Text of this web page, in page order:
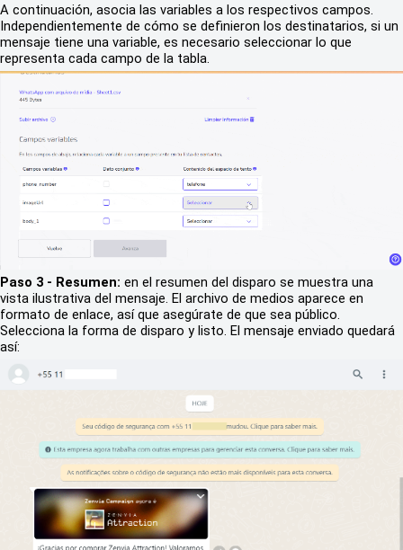
A continuación, asocia las variables a los respectivos campos.
Independientemente de cómo se definieron los destinatarios, si un
mensaje tiene una variable, es necesario seleccionar lo que
representa cada campo de la tabla.
Paso 3 - Resumen: en el resumen del disparo se muestra una
vista ilustrativa del mensaje. El archivo de medios aparece en
formato de enlace, así que asegúrate de que sea público.
Selecciona la forma de disparo y listo. El mensaje enviado quedará
así: